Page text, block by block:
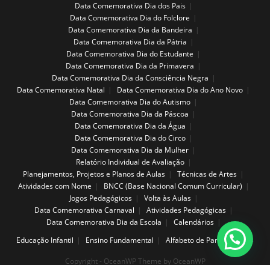
Data Comemorativa Dia dos Pais
Data Comemorativa Dia do Folclore
Data Comemorativa Dia da Bandeira
Data Comemorativa Dia da Pátria
Data Comemorativa Dia do Estudante
Data Comemorativa Dia da Primavera
Data Comemorativa Dia da Consciência Negra
Data Comemorativa Natal
Data Comemorativa Dia do Ano Novo
Data Comemorativa Dia do Autismo
Data Comemorativa Dia da Páscoa
Data Comemorativa Dia da Água
Data Comemorativa Dia do Circo
Data Comemorativa Dia da Mulher
Relatório Individual de Avaliação
Planejamentos, Projetos e Planos de Aulas
Técnicas de Artes
Atividades com Nome
BNCC (Base Nacional Comum Curricular)
Jogos Pedagógicos
Volta às Aulas
Data Comemorativa Carnaval
Atividades Pedagógicas
Data Comemorativa Dia da Escola
Calendários
Educação Infantil
Ensino Fundamental Alfabeto de Parede
Copyright - OceanWP Theme by OceanWP